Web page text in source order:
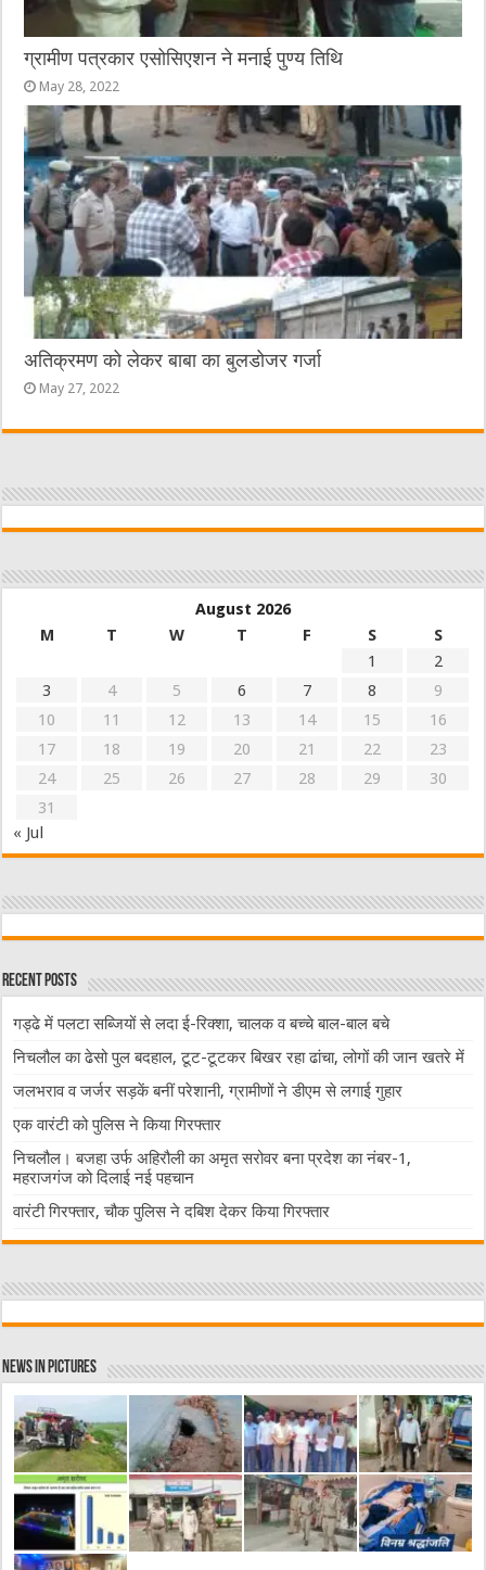
ग्रामीण पत्रकार एसोसिएशन ने मनाई पुण्य तिथि
May 28, 2022
अतिक्रमण को लेकर बाबा का बुलडोजर गर्जा
May 27, 2022
August 2026
M
T W T F S
S
1
2
3
4 5 6 7 8
9
10
11 12 13 14 15
16
17
18 19 20 21 22
23
24
25 26 27 28 29
30
31
« Jul
Recent Posts
गड्ढे में पलटा सब्जियों से लदा ई-रिक्शा, चालक व बच्चे बाल-बाल बचे
निचलौल का ढेसो पुल बदहाल, टूट-टूटकर बिखर रहा ढांचा, लोगों की जान खतरे में
जलभराव व जर्जर सड़कें बनीं परेशानी, ग्रामीणों ने डीएम से लगाई गुहार
एक वारंटी को पुलिस ने किया गिरफ्तार
निचलौल। बजहा उर्फ अहिरौली का अमृत सरोवर बना प्रदेश का नंबर-1,
महराजगंज को दिलाई नई पहचान
वारंटी गिरफ्तार, चौक पुलिस ने दबिश देकर किया गिरफ्तार
News in Pictures